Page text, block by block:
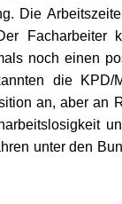
Die
noch einen
die KPD/
an, aber an
unter den